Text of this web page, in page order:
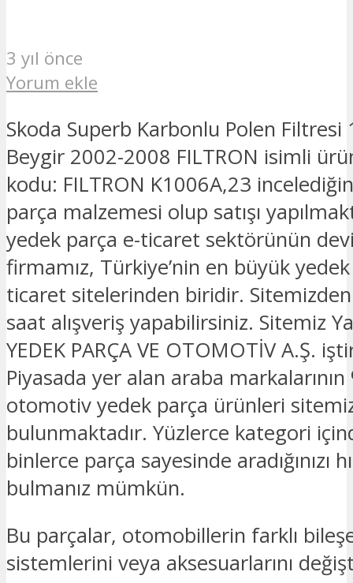
3 yıl önce
Yorum ekle
Skoda Superb Karbonlu Polen Filtresi
Beygir 2002-2008 FILTRON isimli
kodu: FILTRON K1006A,23
parça malzemesi olup satışı
yedek parça e-ticaret sektörünün
firmamız, Türkiye’nin en büyük
ticaret sitelerinden biridir.
saat alışveriş yapabilirsiniz. Sitemiz
YEDEK PARÇA VE OTOMOTİV A.Ş.
Piyasada yer alan araba markalarının
otomotiv yedek parça ürünleri
bulunmaktadır. Yüzlerce kategori
binlerce parça sayesinde aradığınızı
bulmanız mümkün.
Bu parçalar, otomobillerin farklı
sistemlerini veya aksesuarlarını